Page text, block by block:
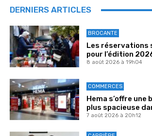
DERNIERS ARTICLES
BROCANTE
Les réservations
pour l’édition
8 août 2026 à 19h04
COMMERCES
Hema s’offre une
plus spacieuse
7 août 2026 à 20h12